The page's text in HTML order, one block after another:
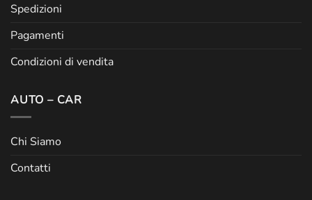
Spedizioni
Pagamenti
Condizioni di vendita
AUTO – CAR
Chi Siamo
Contatti